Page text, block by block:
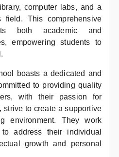
computer labs, and a
field. This comprehensive
both academic and
empowering students to
boasts a dedicated and
to providing quality
with their passion for
strive to create a supportive
environment. They work
address their individual
growth and personal